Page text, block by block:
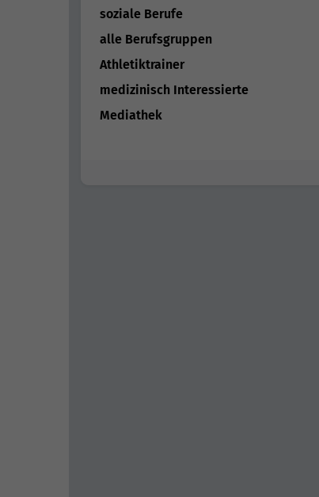
soziale Berufe
alle Berufsgruppen
Athletiktrainer
medizinisch Interessierte
Mediathek